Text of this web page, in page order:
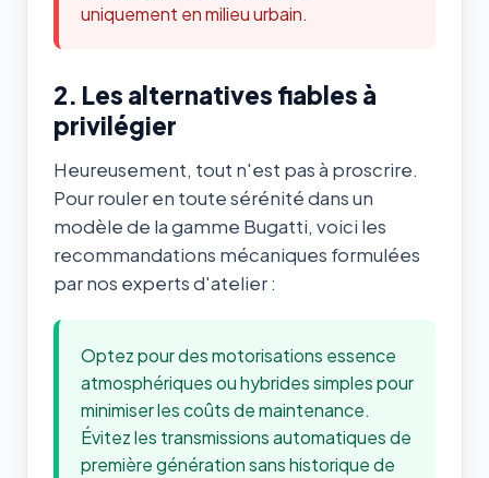
uniquement en milieu urbain.
2. Les alternatives fiables à
privilégier
Heureusement, tout n'est pas à proscrire.
Pour rouler en toute sérénité dans un
modèle de la gamme Bugatti, voici les
recommandations mécaniques formulées
par nos experts d'atelier :
Optez pour des motorisations essence
atmosphériques ou hybrides simples pour
minimiser les coûts de maintenance.
Évitez les transmissions automatiques de
première génération sans historique de